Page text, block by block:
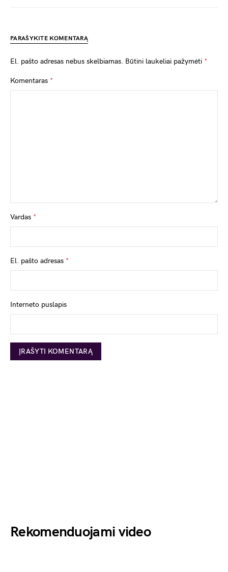
PARAŠYKITE KOMENTARĄ
El. pašto adresas nebus skelbiamas. Būtini laukeliai pažymėti *
Komentaras *
Vardas *
El. pašto adresas *
Interneto puslapis
Rekomenduojami video